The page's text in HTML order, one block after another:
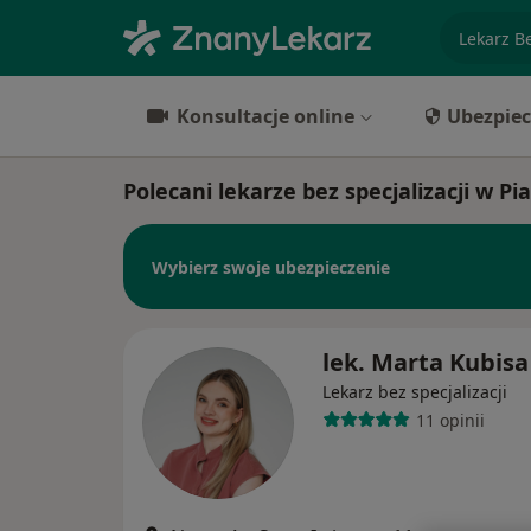
Konsultacje online
Polecani lekarze bez specjalizacji w
Wybierz swoje ubezpieczenie
lek. Marta Kubisa
Lekarz bez specjalizacji
11 opinii